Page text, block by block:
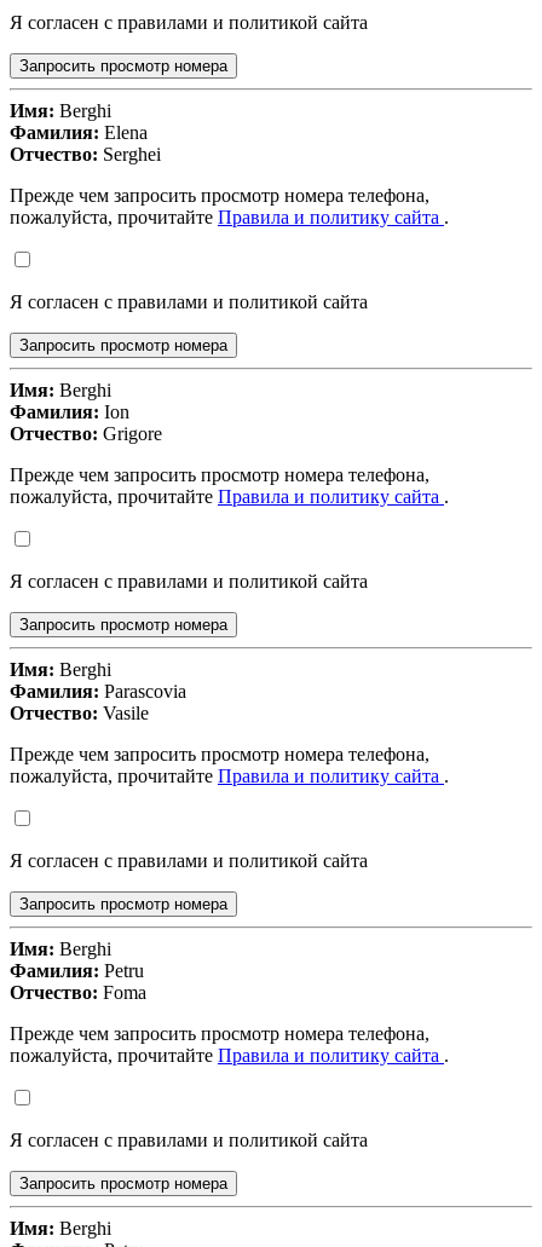
Я согласен с правилами и политикой сайта
Запросить просмотр номера
Имя: Berghi
Фамилия: Elena
Отчество: Serghei
Прежде чем запросить просмотр номера телефона,
пожалуйста, прочитайте Правила и политику сайта .
Я согласен с правилами и политикой сайта
Запросить просмотр номера
Имя: Berghi
Фамилия: Ion
Отчество: Grigore
Прежде чем запросить просмотр номера телефона,
пожалуйста, прочитайте Правила и политику сайта .
Я согласен с правилами и политикой сайта
Запросить просмотр номера
Имя: Berghi
Фамилия: Parascovia
Отчество: Vasile
Прежде чем запросить просмотр номера телефона,
пожалуйста, прочитайте Правила и политику сайта .
Я согласен с правилами и политикой сайта
Запросить просмотр номера
Имя: Berghi
Фамилия: Petru
Отчество: Foma
Прежде чем запросить просмотр номера телефона,
пожалуйста, прочитайте Правила и политику сайта .
Я согласен с правилами и политикой сайта
Запросить просмотр номера
Имя: Berghi